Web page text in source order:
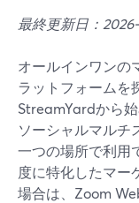
最終更新日：
オールインワンの
ラットフォームを
StreamYardから
ソーシャルマルチ
一つの場所で利用
度に特化したマー
場合は、Zoom